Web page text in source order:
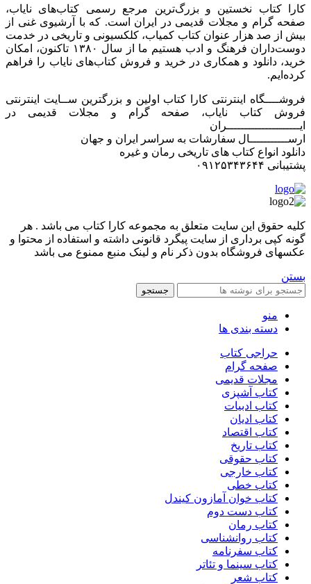
کارا کتاب نخستین و بزرگ‌ترین مرجع رسمی کتاب‌های نایاب،
صفحه گرام و مجلات قدیمی در ایران است. که با آرشیوی غنی از
بیش از صد هزار عنوان کتاب کمیاب، کلکسیونی و تاریخی در خدمت
دوست‌داران فرهنگ و ادب هستیم ما از سال ۱۳۸۰ تاکنون، امکان
خرید، دانلود و همکاری در خرید و فروش کتاب‌های نایاب را فراهم
کرده‌ایم.
فروشــــگاه اینترنتی کارا کتاب اولین و بزرگترین ســایت اینترنتی
فروش کتاب نایاب، صفحه گرام و مجلات قدیمی در
ایـــــــــــــــــــــران
ارســـــــــــال سفارشات به سراسر ایران و جهان
دانلود انواع کتاب های تاریخی رمان و غیره
پشتیبانی ۰۹۱۲۵۳۴۳۶۴۴
کليه حقوق اين سايت متعلق به مجموعه کارا کتاب می باشد . هر
گونه کپی برداری از سایت پیگرد قانونی داشته و استفاده از محتوا و
عکسهای فروشگاه بدون ذکر نام و لینک منبع ممنوع می باشد
بستن
جستجو
منو
دسته بندی ها
حراجی کتاب
صفحه گرام
مجلات قدیمی
کتاب آشپزی
کتاب ادبیات
کتاب ادیان
کتاب اقتصاد
کتاب تاریخ
کتاب حقوقی
کتاب خارجی
کتاب خطی
کتاب خوان آمازون کیندل
کتاب دست دوم
کتاب رمان
کتاب روانشناسی
کتاب سفرنامه
کتاب سینما و تئاتر
کتاب شعر